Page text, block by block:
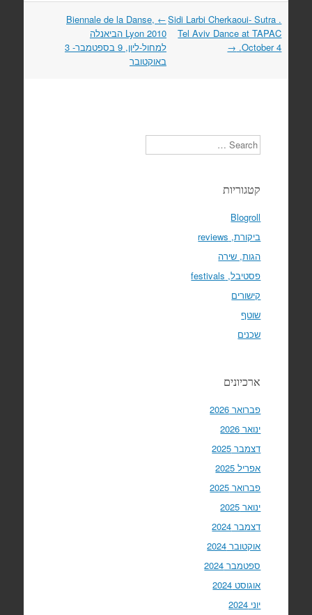
Post
navigation
←
Biennale de la Danse,
Lyon 2010 הביאנלה
למחול-ליון, 9 בספטמבר- 3
באוקטובר
Sidi Larbi Cherkaoui- Sutra .
Tel Aviv Dance at TAPAC
October 4.
→
Search
קטגוריות
Blogroll
ביקורת, reviews
הגות, שירה
פסטיבל, festivals
קישורים
שוטף
שכנים
ארכיונים
פברואר 2026
ינואר 2026
דצמבר 2025
אפריל 2025
פברואר 2025
ינואר 2025
דצמבר 2024
אוקטובר 2024
ספטמבר 2024
אוגוסט 2024
יוני 2024